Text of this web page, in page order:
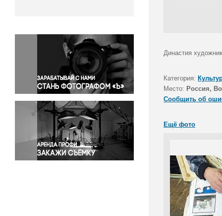
Окружающая среда
Политика
Правосудие
Происшествия и конфликты
Религия
Светская жизнь
Спорт
Экология
Экономика и бизнес
Династия
Категория:
Место: Россия,
Сообщить об
Ещё фото